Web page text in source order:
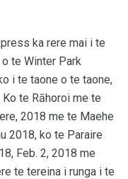
ka rere mai i te
te Winter Park
i te taone o te taone,
te Rāhoroi me te
2018 me te Maehe
2018, ko te Paraire
Feb. 2, 2018 me
te tereina i runga i te